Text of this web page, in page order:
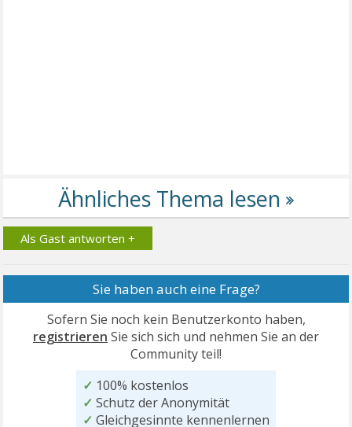
Als Gast antworten +
Sie haben auch eine Frage?
Sofern Sie noch kein Benutzerkonto haben,
registrieren Sie sich sich und nehmen Sie an der
Community teil!
✓ 100% kostenlos
✓ Schutz der Anonymität
✓ Gleichgesinnte kennenlernen